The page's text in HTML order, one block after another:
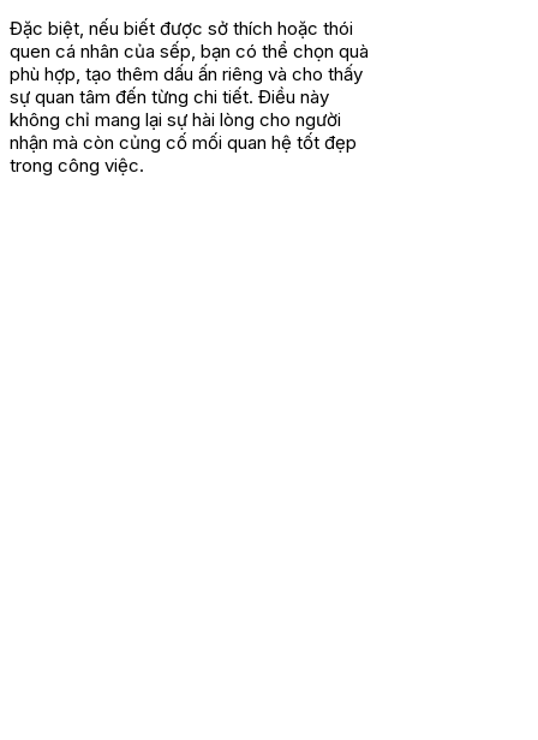
Đặc biệt, nếu biết được sở thích hoặc thói
quen cá nhân của sếp, bạn có thể chọn quà
phù hợp, tạo thêm dấu ấn riêng và cho thấy
sự quan tâm đến từng chi tiết. Điều này
không chỉ mang lại sự hài lòng cho người
nhận mà còn củng cố mối quan hệ tốt đẹp
trong công việc.